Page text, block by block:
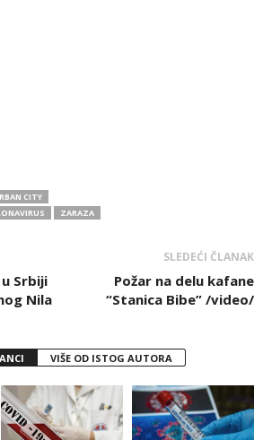
CITY
ZARAZA
Srbiji
Nila
SLEDEĆI ČLANAK
Požar na delu kafane
“Stanica Bibe” /video/
VIŠE OD ISTOG AUTORA